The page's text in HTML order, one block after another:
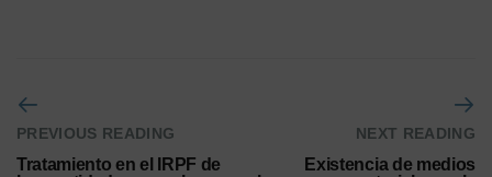
PREVIOUS READING
Tratamiento en el IRPF de
NEXT READING
Existencia de medios